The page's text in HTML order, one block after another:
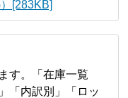
[283KB]
す。「在庫一覧
「内訳別」「ロッ